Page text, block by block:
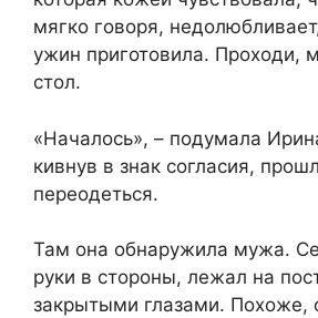
мягко говоря,
ужин приготовила. Проходи,
стол.
«Началось», – подумала
кивнув в знак согласия,
переодеться.
Там она обнаружила мужа.
руки в стороны, лежал на
закрытыми глазами. Похоже,